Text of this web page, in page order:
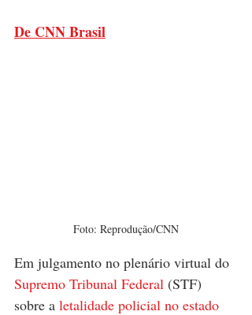
De CNN Brasil
Foto: Reprodução/CNN
Em julgamento no plenário virtual do
Supremo Tribunal Federal (STF)
sobre a letalidade policial no estado